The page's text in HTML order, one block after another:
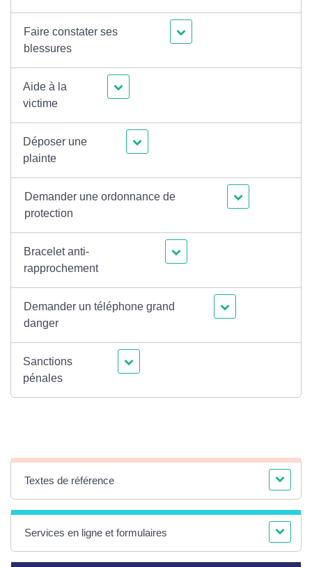
Faire constater ses
blessures
Aide à la
victime
Déposer une
plainte
Demander une ordonnance de
protection
Bracelet anti-
rapprochement
Demander un téléphone grand
danger
Sanctions
pénales
Textes de référence
Services en ligne et formulaires